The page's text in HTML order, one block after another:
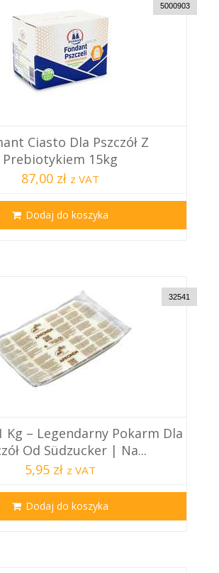
5000903
Ciasto Dla Pszczół Z
Prebiotykiem 15kg
87,00 zł z VAT
Dodaj do koszyka
32541
Kg – Legendarny Pokarm Dla
Od Südzucker | Na...
5,95 zł z VAT
Dodaj do koszyka